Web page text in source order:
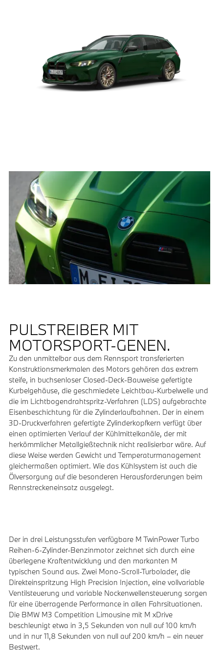
PULSTREIBER MIT
MOTORSPORT-GENEN.
Zu den unmittelbar aus dem Rennsport transferierten
Konstruktionsmerkmalen des Motors gehören das extrem
steife, in buchsenloser Closed-Deck-Bauweise gefertigte
Kurbelgehäuse, die geschmiedete Leichtbau-Kurbelwelle und
die im Lichtbogendrahtspritz-Verfahren (LDS) aufgebrachte
Eisenbeschichtung für die Zylinderlaufbahnen. Der in einem
3D-Druckverfahren gefertigte Zylinderkopfkern verfügt über
einen optimierten Verlauf der Kühlmittelkanäle, der mit
herkömmlicher Metallgießtechnik nicht realisierbar wäre. Auf
diese Weise werden Gewicht und Temperaturmanagement
gleichermaßen optimiert. Wie das Kühlsystem ist auch die
Ölversorgung auf die besonderen Herausforderungen beim
Rennstreckeneinsatz ausgelegt.
Der in drei Leistungsstufen verfügbare M TwinPower Turbo
Reihen-6-Zylinder-Benzinmotor zeichnet sich durch eine
überlegene Kraftentwicklung und den markanten M
typischen Sound aus. Zwei Mono-Scroll-Turbolader, die
Direkteinspritzung High Precision Injection, eine vollvariable
Ventilsteuerung und variable Nockenwellensteuerung sorgen
für eine überragende Performance in allen Fahrsituationen.
Die BMW M3 Competition Limousine mit M xDrive
beschleunigt etwa in 3,5 Sekunden von null auf 100 km/h
und in nur 11,8 Sekunden von null auf 200 km/h – ein neuer
Bestwert.